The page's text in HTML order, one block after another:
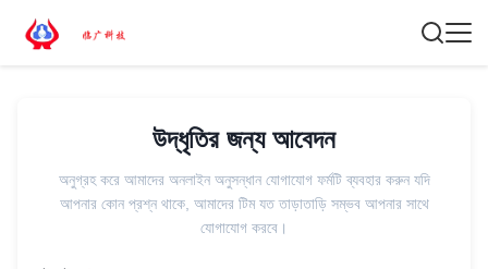
উদ্ধৃতির জন্য আবেদন
অনুগ্রহ করে আমাদের অনলাইন অনুসন্ধান যোগাযোগ ফর্মটি ব্যবহার করুন যদি
আপনার কোন প্রশ্ন থাকে, আমাদের টিম যত তাড়াতাড়ি সম্ভব আপনার সাথে
যোগাযোগ করবে।